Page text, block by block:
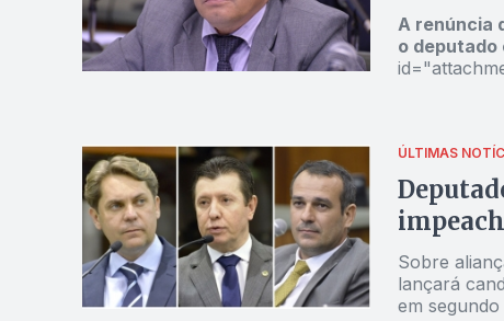
A renúncia
o deputado
Gomes[/caption] O deputado estadual Carlos
— o
Carlos
Pesquisas
elemento
de
para o
ÚLTIMAS
Sobre
lançará
em